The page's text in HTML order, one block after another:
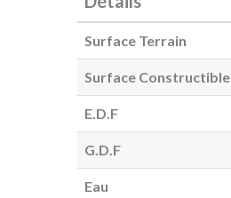
Surface Terrain
Surface Constructible
E.D.F
G.D.F
Eau